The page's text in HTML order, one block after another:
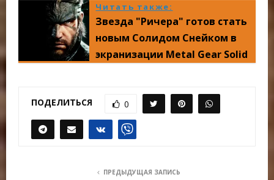
Читать также:
Звезда "Ричера" готов стать
новым Солидом Снейком в
экранизации Metal Gear Solid
ПОДЕЛИТЬСЯ 0
ПРЕДЫДУЩАЯ ЗАПИСЬ